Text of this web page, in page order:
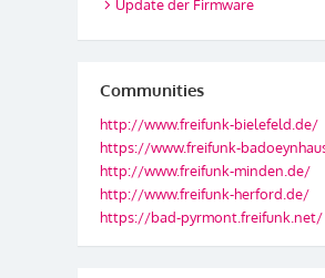
Update der Firmware
Communities
http://www.freifunk-bielefeld.de/
https://www.freifunk-
http://www.freifunk-minden.de/
http://www.freifunk-herford.de/
https://bad-pyrmont.freifunk.net/